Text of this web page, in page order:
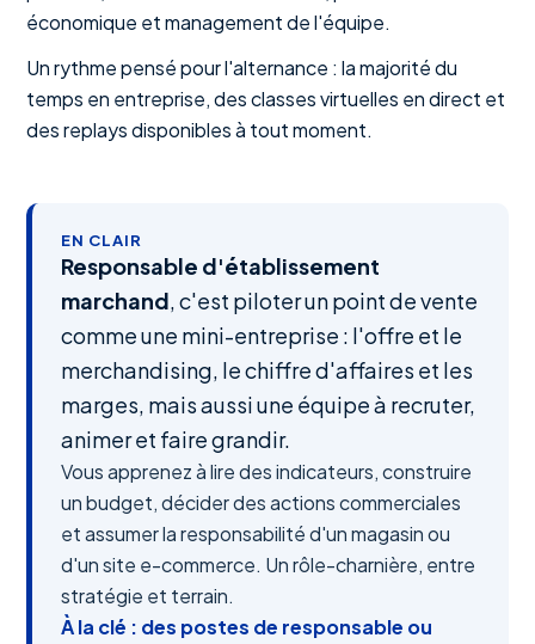
économique et management de l'équipe.
Un rythme pensé pour l'alternance : la majorité du
temps en entreprise, des classes virtuelles en direct et
des replays disponibles à tout moment.
EN CLAIR
Responsable d'établissement
marchand, c'est piloter un point de vente
comme une mini-entreprise : l'offre et le
merchandising, le chiffre d'affaires et les
marges, mais aussi une équipe à recruter,
animer et faire grandir.
Vous apprenez à lire des indicateurs, construire
un budget, décider des actions commerciales
et assumer la responsabilité d'un magasin ou
d'un site e-commerce. Un rôle-charnière, entre
stratégie et terrain.
À la clé : des postes de responsable ou